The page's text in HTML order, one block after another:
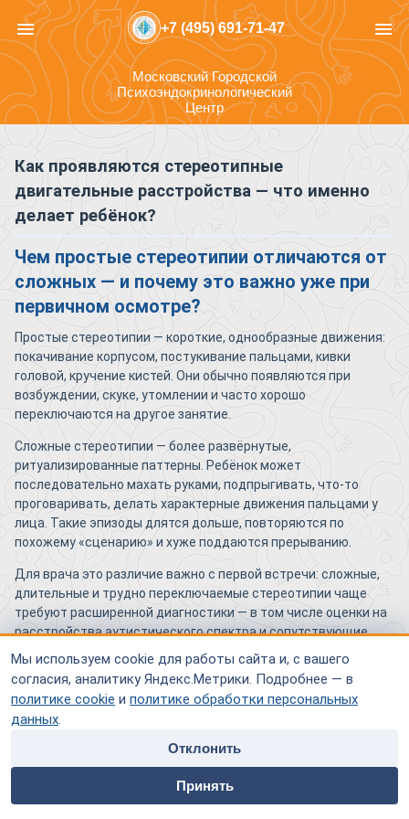
Мы используем cookie для работы сайта и, с вашего
согласия, аналитику Яндекс.Метрики. Подробнее — в
политике cookie и политике обработки персональных
данных.
Отклонить
Принять
home people
Специалисты
payment contacts
menu +7 (495) 691-71-47 menu
Московский Городской
Психоэндокринологический
Центр
Как проявляются стереотипные
двигательные расстройства — что именно
делает ребёнок?
Чем простые стереотипии отличаются от
сложных — и почему это важно уже при
первичном осмотре?
Простые стереотипии — короткие, однообразные движения:
покачивание корпусом, постукивание пальцами, кивки
головой, кручение кистей. Они обычно появляются при
возбуждении, скуке, утомлении и часто хорошо
переключаются на другое занятие.
Сложные стереотипии — более развёрнутые,
ритуализированные паттерны. Ребёнок может
последовательно махать руками, подпрыгивать, что-то
проговаривать, делать характерные движения пальцами у
лица. Такие эпизоды длятся дольше, повторяются по
похожему «сценарию» и хуже поддаются прерыванию.
Для врача это различие важно с первой встречи: сложные,
длительные и трудно переключаемые стереотипии чаще
требуют расширенной диагностики — в том числе оценки на
расстройства аутистического спектра и сопутствующие
состояния.
Что такое самоповреждающее
стереотипное поведение и в каких случаях
оно становится опасным?
относят удары головой о твёрдые поверхности, укусы